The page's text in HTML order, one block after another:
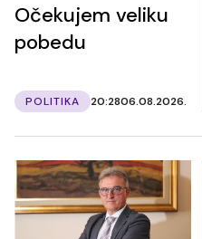
Očekujem veliku
pobedu
POLITIKA 20:2806.08.2026.